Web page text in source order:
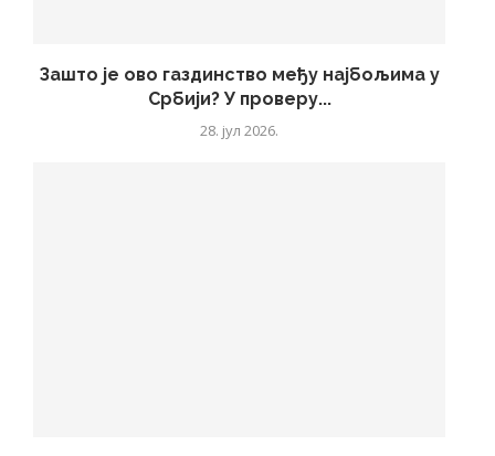
Зашто је ово газдинство међу најбољима у
Србији? У проверу...
28. јул 2026.